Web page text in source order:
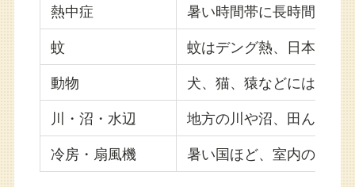
熱中症
暑い時間帯に長時間歩く
蚊
蚊はデング熱、日本脳炎
動物
犬、猫、猿などには不用
川・沼・水辺
地方の川や沼、田んぼ、
冷房・扇風機
暑い国ほど、室内の冷房